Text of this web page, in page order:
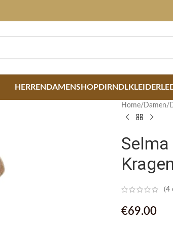
HERREN DAMENSHOPDIRNDLKLEIDER
Home/ Damen/
(4
€69.00